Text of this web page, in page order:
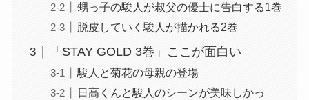
甥っ子の駿人が叔父の優士に告白する1巻
脱皮していく駿人が描かれる2巻
「STAY GOLD 3巻」ここが面白い
駿人と菊花の母親の登場
日高くんと駿人のシーンが美味しかっ